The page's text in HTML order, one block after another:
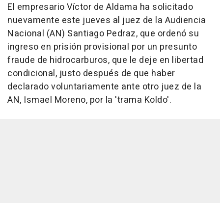
El empresario Víctor de Aldama ha solicitado
nuevamente este jueves al juez de la Audiencia
Nacional (AN) Santiago Pedraz, que ordenó su
ingreso en prisión provisional por un presunto
fraude de hidrocarburos, que le deje en libertad
condicional, justo después de que haber
declarado voluntariamente ante otro juez de la
AN, Ismael Moreno, por la 'trama Koldo'.